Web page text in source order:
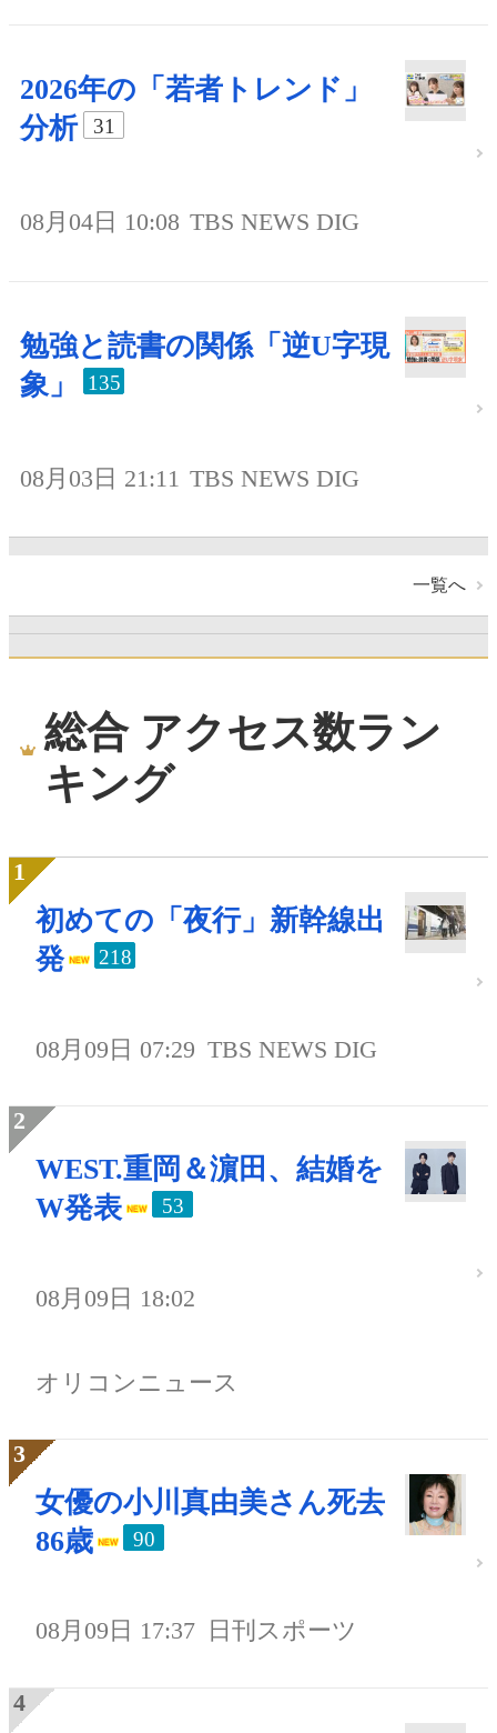
2026年の「若者トレンド」
分析
31
08月04日 10:08 TBS NEWS DIG
勉強と読書の関係「逆U字現
象」
135
08月03日 21:11 TBS NEWS DIG
一覧へ
総合 アクセス数ラン
キング
初めての「夜行」新幹線出
発
218
08月09日 07:29 TBS NEWS DIG
WEST.重岡＆濵田、結婚を
W発表
53
08月09日 18:02
オリコンニュース
女優の小川真由美さん死去
86歳
90
08月09日 17:37 日刊スポーツ